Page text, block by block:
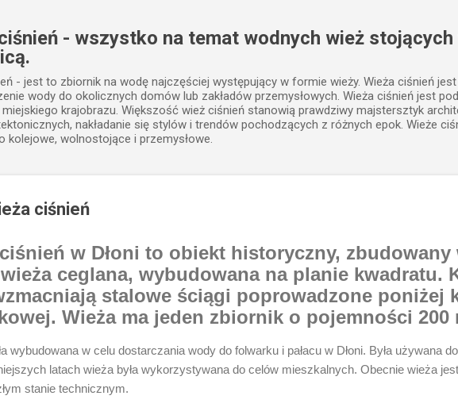
- wszystko na temat wodnych wież
- jest to zbiornik na wodę najczęściej występujący w formie wieży. Wieża ciśnień
wody do okolicznych domów lub zakładów przemysłowych. Wieża ciśnień jest
krajobrazu. Większość wież ciśnień stanowią prawdziwy majstersztyk
nakładanie się stylów i trendów pochodzących z różnych epok. Wieże
kolejowe, wolnostojące i przemysłowe.
ciśnień
w Dłoni to obiekt historyczny, zbudowany
ceglana, wybudowana na planie kwadratu.
stalowe ściągi poprowadzone poniżej
Wieża ma jeden zbiornik o pojemności 200
wybudowana w celu dostarczania wody do folwarku i pałacu w Dłoni. Była używana
latach wieża była wykorzystywana do celów mieszkalnych. Obecnie wieża
stanie technicznym.